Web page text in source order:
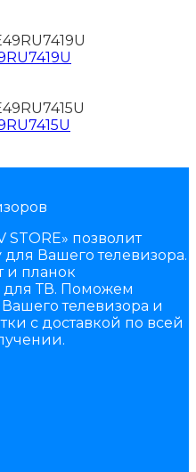
STORE» позволит
Вашего телевизора.
и планок
для ТВ. Поможем
телевизора и
с доставкой по всей